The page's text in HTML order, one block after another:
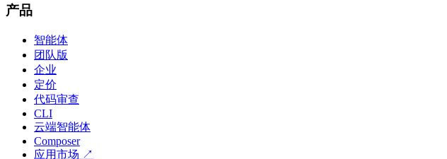
产品
智能体
团队版
企业
定价
代码审查
CLI
云端智能体
Composer
应用市场 ↗